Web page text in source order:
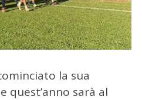
la sua
quest’anno sarà al